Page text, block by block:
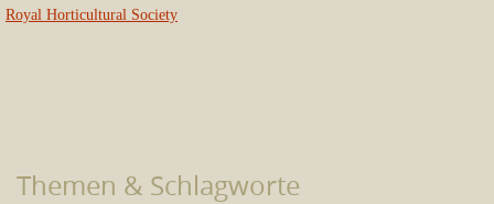
Royal Horticultural Society
Themen & Schlagworte